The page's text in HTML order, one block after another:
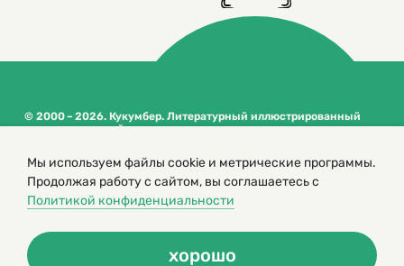
© 2000 – 2026. Кукумбер. Литературный иллюстрированный
журнал для детей
сайта
Политика конфиденциальности
Мы используем файлы cookie и метрические программы.
Продолжая работу с сайтом, вы соглашаетесь с
Политикой конфиденциальности
хорошо